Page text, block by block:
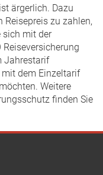
ärgerlich. Dazu
zu zahlen,
sich mit der
Reiseversicherung
Jahrestarif
dem Einzeltarif
Weitere
finden Sie